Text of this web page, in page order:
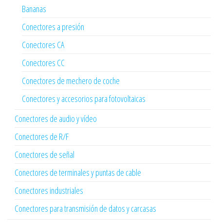
Bananas
Conectores a presión
Conectores CA
Conectores CC
Conectores de mechero de coche
Conectores y accesorios para fotovoltaicas
Conectores de audio y vídeo
Conectores de R/F
Conectores de señal
Conectores de terminales y puntas de cable
Conectores industriales
Conectores para transmisión de datos y carcasas